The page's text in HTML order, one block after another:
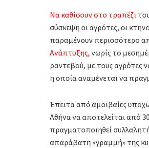
Να καθίσουν στο τραπέζι
σύσκεψη οι αγρότες, οι
παραμένουν περισσότερο
Ανάπτυξης, νωρίς το
ραντεβού, με τους αγρότες
η οποία αναμένεται να
Έπειτα από αμοιβαίες
Αθήνα να αποτελείται από
πραγματοποιηθεί
απαράβατη «γραμμή» της